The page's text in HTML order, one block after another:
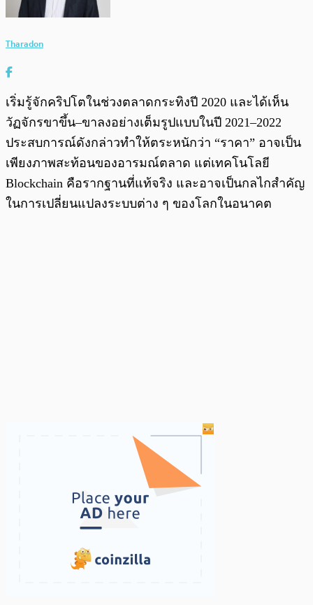
Tharadon
เริ่มรู้จักคริปโตในช่วงตลาดกระทิงปี 2020 และได้เห็น
วัฏจักรขาขึ้น–ขาลงอย่างเต็มรูปแบบในปี 2021–2022
ประสบการณ์ดังกล่าวทำให้ตระหนักว่า “ราคา” อาจเป็น
เพียงภาพสะท้อนของอารมณ์ตลาด แต่เทคโนโลยี
Blockchain คือรากฐานที่แท้จริง และอาจเป็นกลไกสำคัญ
ในการเปลี่ยนแปลงระบบต่าง ๆ ของโลกในอนาคต